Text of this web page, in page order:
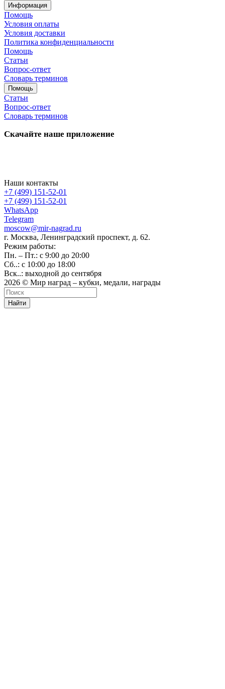
Информация
Помощь
Условия оплаты
Условия доставки
Политика конфиденциальности
Помощь
Статьи
Вопрос-ответ
Словарь терминов
Помощь
Статьи
Вопрос-ответ
Словарь терминов
Скачайте наше приложение
Наши контакты
+7 (499) 151-52-01
+7 (499) 151-52-01
WhatsApp
Telegram
moscow@mir-nagrad.ru
г. Москва, Ленинградский проспект, д. 62.
Режим работы:
Пн. – Пт.: с 9:00 до 20:00
Сб..: с 10:00 до 18:00
Вск..: выходной до сентября
2026 © Мир наград – кубки, медали, награды
Найти